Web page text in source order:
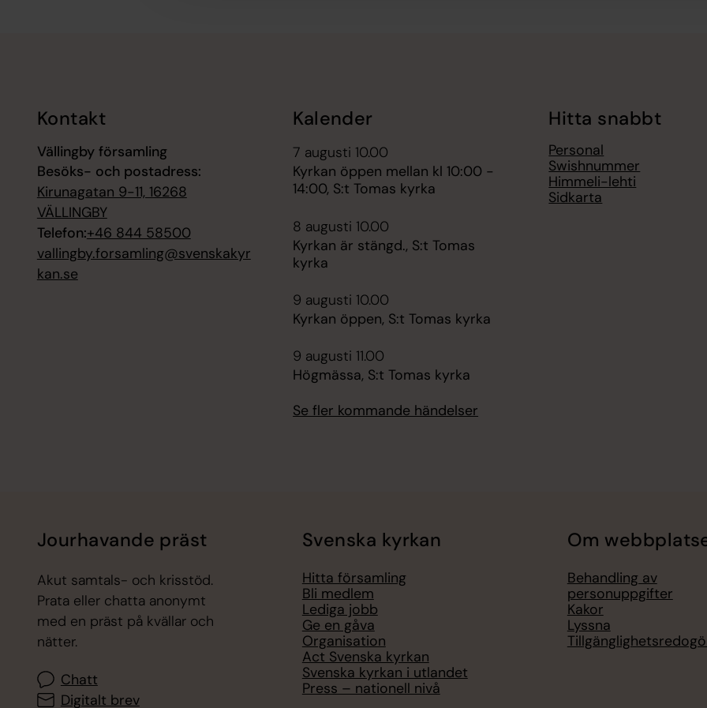
Kontakt
Vällingby församling
Besöks- och postadress:
Kirunagatan 9-11, 16268
VÄLLINGBY
Telefon:+46 844 58500
vallingby.forsamling@svenskakyr
kan.se
Kalender
7 augusti 10.00
Kyrkan öppen mellan kl 10:00 -
14:00, S:t Tomas kyrka
8 augusti 10.00
Kyrkan är stängd., S:t Tomas
kyrka
9 augusti 10.00
Kyrkan öppen, S:t Tomas kyrka
9 augusti 11.00
Högmässa, S:t Tomas kyrka
Se fler kommande händelser
Hitta snabbt
Personal
Swishnummer
Himmeli-lehti
Sidkarta
Jourhavande präst
Akut samtals- och krisstöd.
Prata eller chatta anonymt
med en präst på kvällar och
nätter.
Chatt
Digitalt brev
Svenska kyrkan
Hitta församling
Bli medlem
Lediga jobb
Ge en gåva
Organisation
Act Svenska kyrkan
Svenska kyrkan i utlandet
Press – nationell nivå
Om
Behandling av
personuppgifter
Kakor
Lyssna